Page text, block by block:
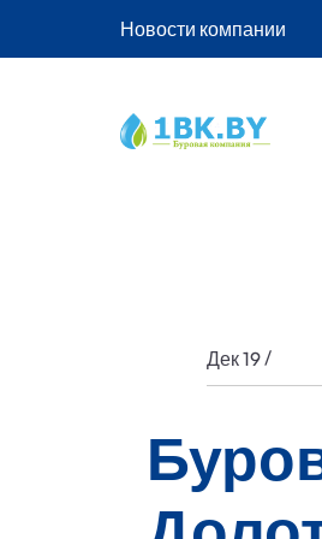
Новости компании
Дек 19/